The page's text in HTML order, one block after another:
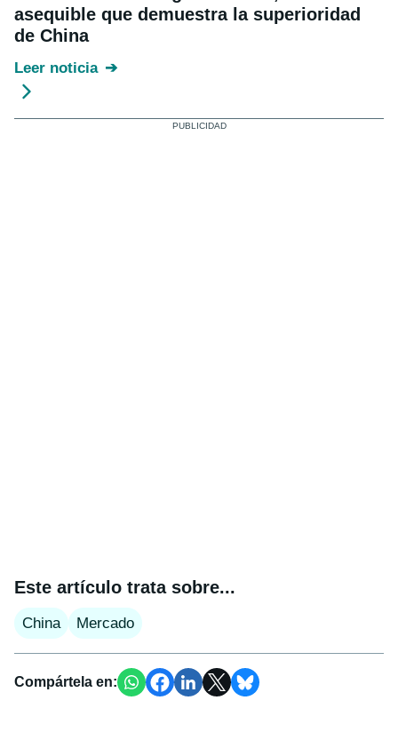
asequible que demuestra la superioridad
de China
Leer noticia
Este artículo trata sobre...
China Mercado
Compártela en: